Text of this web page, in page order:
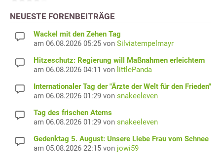
NEUESTE FORENBEITRÄGE
Wackel mit den Zehen Tag
am 06.08.2026 05:25 von Silviatempelmayr
Hitzeschutz: Regierung will Maßnahmen erleichtern
am 06.08.2026 04:11 von littlePanda
Internationaler Tag der "Ärzte der Welt für den Frieden"
am 06.08.2026 01:29 von snakeeleven
Tag des frischen Atems
am 06.08.2026 01:29 von snakeeleven
Gedenktag 5. August: Unsere Liebe Frau vom Schnee
am 05.08.2026 22:15 von jowi59